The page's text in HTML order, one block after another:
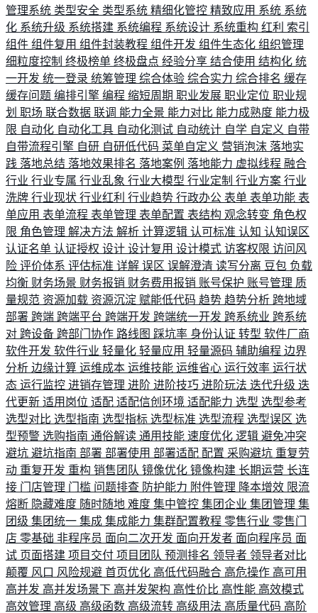
管理系统 类型安全 类型系统 精细化管控 精致应用 系统 系统
化 系统升级 系统搭建 系统编程 系统设计 系统重构 红利 索引
组件 组件复用 组件封装教程 组件开发 组件生态化 组织管理
细粒度控制 终极榜单 终极盘点 经验分享 结合使用 结构化 统
一开发 统一登录 统筹管理 综合体验 综合实力 综合排名 缓存
缓存问题 编排引擎 编程 缩短周期 职业发展 职业定位 职业规
划 职场 联合数据 联调 能力全景 能力对比 能力成熟度 能力极
限 自动化 自动化工具 自动化测试 自动统计 自学 自定义 自带
自带流程引擎 自研 自研低代码 菜单自定义 营销泡沫 落地实
践 落地总结 落地效果排名 落地案例 落地能力 虚拟线程 融合
行业 行业专属 行业乱象 行业大模型 行业定制 行业方案 行业
洗牌 行业现状 行业红利 行业趋势 行政办公 表单 表单功能 表
单应用 表单流程 表单管理 表单配置 表结构 观念转变 角色权
限 角色管理 解决方法 解析 计算逻辑 认可标准 认知 认知误区
认证名单 认证授权 设计 设计复用 设计模式 访客权限 访问风
险 评价体系 评估标准 详解 误区 误解澄清 读写分离 豆包 负载
均衡 财务场景 财务报销 财务费用报销 账号保护 账号管理 质
量规范 资源加载 资源沉淀 赋能低代码 趋势 趋势分析 跨地域
部署 跨端 跨端平台 跨端开发 跨端统一开发 跨系统业 跨系统
对 跨设备 跨部门协作 路线图 踩坑率 身份认证 转型 软件厂商
软件开发 软件行业 轻量化 轻量应用 轻量源码 辅助编程 边界
分析 边缘计算 运维成本 运维技能 运维省心 运行效率 运行状
态 运行监控 进销存管理 进阶 进阶技巧 进阶玩法 迭代升级 迭
代更新 适用岗位 适配 适配信创环境 适配能力 选型 选型参考
选型对比 选型指南 选型指标 选型标准 选型流程 选型误区 选
型预警 选购指南 通俗解读 通用技能 速度优化 逻辑 避免冲突
避坑 避坑指南 部署 部署使用 部署适配 配置 采购避坑 重复劳
动 重复开发 重构 销售团队 镜像优化 镜像构建 长期运营 长连
接 门店管理 门槛 问题排查 防护能力 附件管理 降本增效 限流
熔断 隐藏难度 随时随地 难度 集中管控 集团企业 集团管理 集
团级 集团统一 集成 集成能力 集群配置教程 零售行业 零售门
店 零基础 非程序员 面向二次开发 面向开发者 面向程序员 面
试 页面搭建 项目交付 项目团队 预测排名 领导者 领导者对比
颠覆 风口 风险规避 首页优化 高低代码融合 高危操作 高可用
高并发 高并发场景下 高并发架构 高性价比 高性能 高效模式
高效管理 高级 高级函数 高级流转 高级用法 高质量代码 高阶